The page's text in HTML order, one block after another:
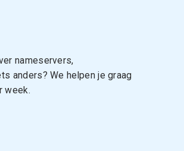
nameservers,
anders? We helpen je graag
week.